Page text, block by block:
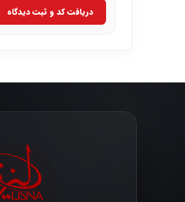
دریافت کد و ثبت دیدگاه